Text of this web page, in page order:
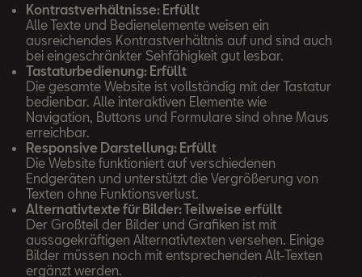
Kontrastverhältnisse: Erfüllt
Alle Texte und Bedienelemente weisen ein
ausreichendes Kontrastverhältnis auf und sind auch
bei eingeschränkter Sehfähigkeit gut lesbar.
Tastaturbedienung: Erfüllt
Die gesamte Website ist vollständig mit der Tastatur
bedienbar. Alle interaktiven Elemente wie
Navigation, Buttons und Formulare sind ohne Maus
erreichbar.
Responsive Darstellung: Erfüllt
Die Website funktioniert auf verschiedenen
Endgeräten und unterstützt die Vergrößerung von
Texten ohne Funktionsverlust.
Alternativtexte für Bilder: Teilweise erfüllt
Der Großteil der Bilder und Grafiken ist mit
aussagekräftigen Alternativtexten versehen. Einige
Bilder müssen noch mit entsprechenden Alt-Texten
ergänzt werden.